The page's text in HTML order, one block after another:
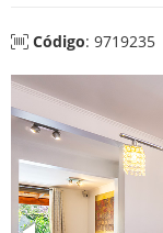
Código: 9719235